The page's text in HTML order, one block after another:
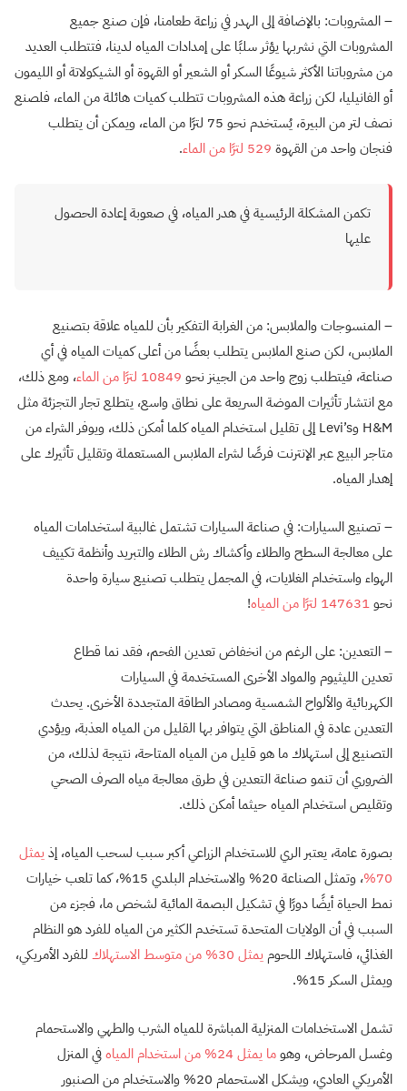
– المشروبات: بالإضافة إلى الهدر في زراعة طعامنا، فإن صنع جميع
المشروبات التي نشربها يؤثر سلبًا على إمدادات المياه لدينا، فتتطلب العديد
من مشروباتنا الأكثر شيوعًا السكر أو الشعير أو القهوة أو الشيكولاتة أو الليمون
أو الفانيليا، لكن زراعة هذه المشروبات تتطلب كميات هائلة من الماء، فلصنع
نصف لتر من البيرة، يُستخدم نحو 75 لترًا من الماء، ويمكن أن يتطلب
فنجان واحد من القهوة
.
تكمن المشكلة الرئيسية في هدر المياه، في صعوبة إعادة الحصول
عليها
– المنسوجات والملابس: من الغرابة التفكير بأن للمياه علاقة بتصنيع
الملابس، لكن صنع الملابس يتطلب بعضًا من أعلى كميات المياه في أي
صناعة، فيتطلب زوج واحد من الجينز نحو 10849 لترًا من الماء
، ومع ذلك،
مع انتشار تأثيرات الموضة السريعة على نطاق واسع، يتطلع تجار التجزئة مثل
H&M وLevi’s إلى تقليل استخدام المياه كلما أمكن ذلك، ويوفر الشراء من
متاجر البيع عبر الإنترنت فرصًا لشراء الملابس المستعملة وتقليل تأثيرك على
إهدار المياه.
– تصنيع السيارات: في صناعة السيارات تشتمل غالبية استخدامات المياه
على معالجة السطح والطلاء وأكشاك رش الطلاء والتبريد وأنظمة تكييف
الهواء واستخدام الغلايات، في المجمل يتطلب تصنيع سيارة واحدة
نحو147631 لترًا من المياه !
– التعدين: على الرغم من انخفاض تعدين الفحم، فقد نما قطاع
تعدين الليثيوم والمواد الأخرى المستخدمة في السيارات
الكهربائية والألواح الشمسية ومصادر الطاقة المتجددة الأخرى. يحدث
التعدين عادة في المناطق التي يتوافر بها القليل من المياه العذبة، ويؤدي
التصنيع إلى استهلاك ما هو قليل من المياه المتاحة، نتيجة لذلك، من
الضروري أن تنمو صناعة التعدين في طرق معالجة مياه الصرف الصحي
وتقليص استخدام المياه حيثما أمكن ذلك.
بصورة عامة، يعتبر الري للاستخدام الزراعي أكبر سبب لسحب المياه، إذ يمثل
70%
، وتمثل الصناعة 20% والاستخدام البلدي 15%، كما تلعب خيارات
نمط الحياة أيضًا دورًا في تشكيل البصمة المائية لشخص ما، فجزء من
السبب في أن الولايات المتحدة تستخدم الكثير من المياه للفرد هو النظام
الغذائي، فاستهلاك اللحوم يمثل 30% من متوسط الاستهلاك
للفرد الأمريكي،
ويمثل السكر 15%.
تشمل الاستخدامات المنزلية المباشرة للمياه الشرب والطهي والاستحمام
وغسل المرحاض، وهوما يمثل 24% من استخدام المياه
في المنزل
الأمريكي العادي، ويشكل الاستحمام 20% والاستخدام من الصنبور